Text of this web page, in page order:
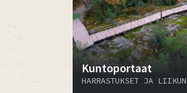
Kuntoportaat
HARRASTUKSET JA